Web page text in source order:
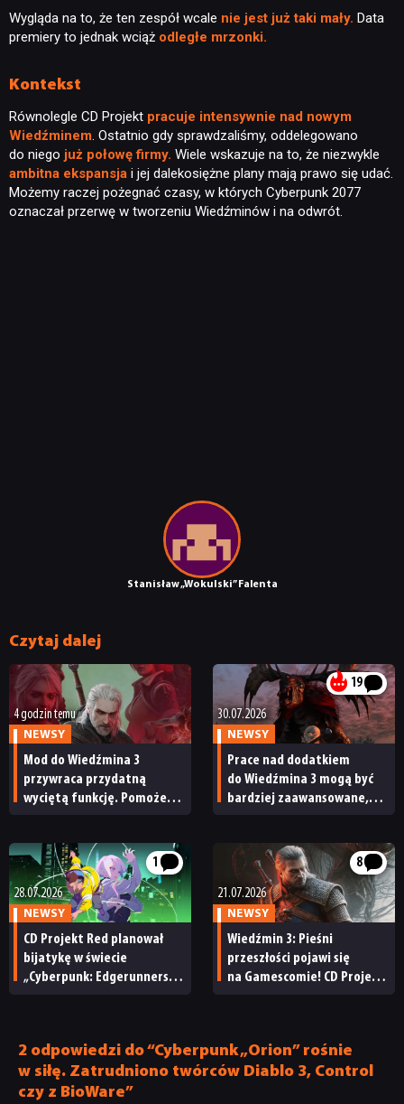
NEWSY
RECENZJE
JUŻ GRALIŚMY
SKLEP
Stanisław „Wokulski” Falenta
Wygląda na to, że ten zespół wcale nie jest już taki mały. Data
premiery to jednak wciąż odległe mrzonki.
Kontekst
Równolegle CD Projekt pracuje intensywnie nad nowym
Wiedźminem. Ostatnio gdy sprawdzaliśmy, oddelegowano
do niego już połowę firmy. Wiele wskazuje na to, że niezwykle
ambitna ekspansja i jej dalekosiężne plany mają prawo się udać.
Możemy raczej pożegnać czasy, w których Cyberpunk 2077
oznaczał przerwę w tworzeniu Wiedźminów i na odwrót.
Czytaj dalej
4 godzin temu
NEWSY
Mod do Wiedźmina 3
przywraca przydatną
wyciętą funkcję. Pomoże
19
30.07.2026
NEWSY
Prace nad dodatkiem
do Wiedźmina 3 mogą być
bardziej zaawansowane,
tajemnicy
1
28.07.2026
NEWSY
CD Projekt Red planował
bijatykę w świecie
„Cyberpunk: Edgerunners”.
8
21.07.2026
NEWSY
Wiedźmin 3: Pieśni
przeszłości pojawi się
na Gamescomie! CD Projekt
2 odpowiedzi do “Cyberpunk „Orion” rośnie
w siłę. Zatrudniono twórców Diablo 3, Control
czy z BioWare”